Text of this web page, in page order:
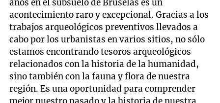
años en el subsuelo de Bruselas es un
acontecimiento raro y excepcional. Gracias a los
trabajos arqueológicos preventivos llevados a
cabo por los urbanistas en varios sitios, no sólo
estamos encontrando tesoros arqueológicos
relacionados con la historia de la humanidad,
sino también con la fauna y flora de nuestra
región. Es una oportunidad para comprender